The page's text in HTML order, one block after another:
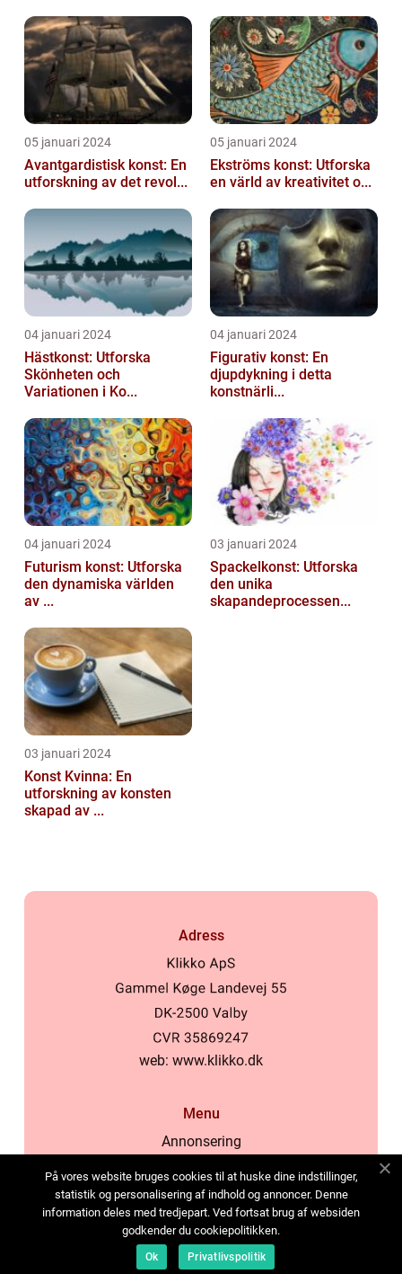
05 januari 2024
Avantgardistisk konst: En
utforskning av det revol...
05 januari 2024
Ekströms konst: Utforska
en värld av kreativitet o...
04 januari 2024
Hästkonst: Utforska
Skönheten och
Variationen i Ko...
04 januari 2024
Figurativ konst: En
djupdykning i detta
konstnärli...
04 januari 2024
Futurism konst: Utforska
den dynamiska världen
av ...
03 januari 2024
Spackelkonst: Utforska
den unika
skapandeprocessen...
03 januari 2024
Konst Kvinna: En
utforskning av konsten
skapad av ...
Adress
web: www.klikko.dk
Menu
Annonsering
Cookies
Kontakta oss
Sitemap
På vores website bruges cookies til at huske dine indstillinger,
statistik og personalisering af indhold og annoncer. Denne
information deles med tredjepart. Ved fortsat brug af websiden
godkender du cookiepolitikken.
Ok Privatlivspolitik